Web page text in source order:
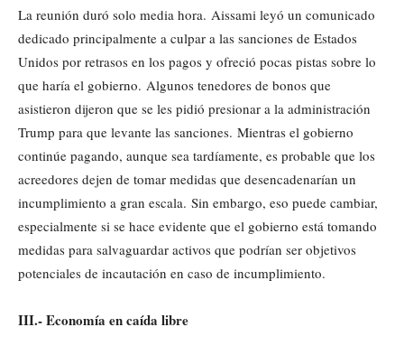
La reunión duró solo media hora. Aissami leyó un comunicado
dedicado principalmente a culpar a las sanciones de Estados
Unidos por retrasos en los pagos y ofreció pocas pistas sobre lo
que haría el gobierno. Algunos tenedores de bonos que
asistieron dijeron que se les pidió presionar a la administración
Trump para que levante las sanciones. Mientras el gobierno
continúe pagando, aunque sea tardíamente, es probable que los
acreedores dejen de tomar medidas que desencadenarían un
incumplimiento a gran escala. Sin embargo, eso puede cambiar,
especialmente si se hace evidente que el gobierno está tomando
medidas para salvaguardar activos que podrían ser objetivos
potenciales de incautación en caso de incumplimiento.
III.- Economía en caída libre